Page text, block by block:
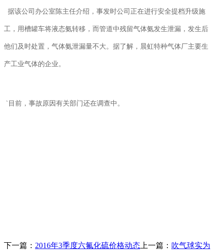
据该公司办公室陈主任介绍，事发时公司正在进行安全提档升级施
工，用槽罐车将液态氨转移，而管道中残留气体氨发生泄漏，发生后
他们及时处置，气体氨泄漏量不大。据了解，晨虹特种气体厂主要生
产工业气体的企业。
`目前，事故原因有关部门还在调查中。
下一篇： 2016年3季度六氟化硫价格动态 上一篇： 吹气球实为